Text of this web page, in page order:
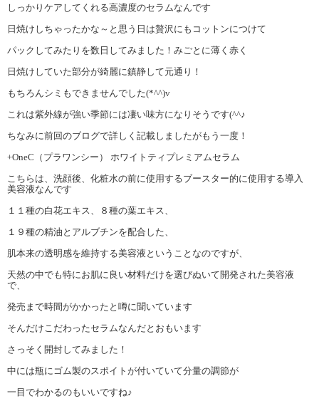
しっかりケアしてくれる高濃度のセラムなんです
日焼けしちゃったかな～と思う日は贅沢にもコットンにつけて
パックしてみたりを数日してみました！みごとに薄く赤く
日焼けしていた部分が綺麗に鎮静して元通り！
もちろんシミもできませんでした(*^^)v
これは紫外線が強い季節には凄い味方になりそうです(^^♪
ちなみに前回のブログで詳しく記載しましたがもう一度！
+OneC（プラワンシー） ホワイトティプレミアムセラム
こちらは、洗顔後、化粧水の前に使用するブースター的に使用する導入
美容液なんです
１１種の白花エキス、８種の葉エキス、
１９種の精油とアルブチンを配合した、
肌本来の透明感を維持する美容液ということなのですが、
天然の中でも特にお肌に良い材料だけを選びぬいて開発された美容液
で、
発売まで時間がかかったと噂に聞いています
そんだけこだわったセラムなんだとおもいます
さっそく開封してみました！
中には瓶にゴム製のスポイトが付いていて分量の調節が
一目でわかるのもいいですね♪